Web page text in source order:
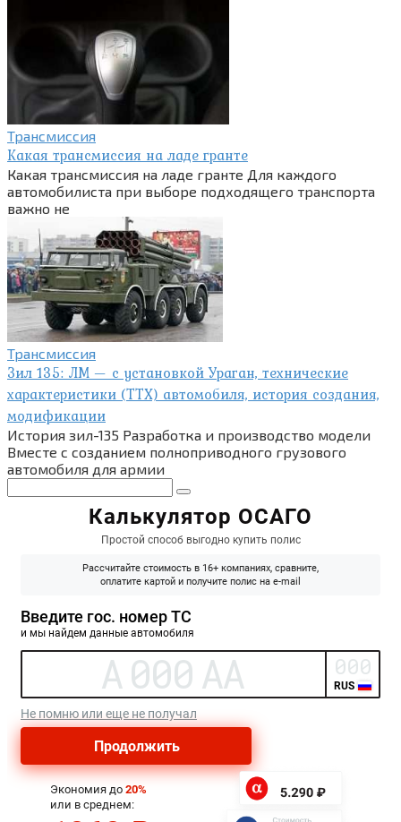
Трансмиссия
Какая трансмиссия на ладе гранте
Какая трансмиссия на ладе гранте Для каждого
автомобилиста при выборе подходящего транспорта
важно не
Трансмиссия
Зил 135: ЛМ — с установкой Ураган, технические
характеристики (ТТХ) автомобиля, история создания,
модификации
История зил-135 Разработка и производство модели
Вместе с созданием полноприводного грузового
автомобиля для армии
Поиск: